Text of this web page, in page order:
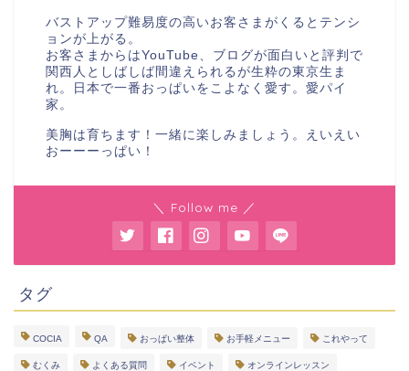
バストアップ難易度の高いお客さまがくるとテンシ
ョンが上がる。
お客さまからはYouTube、ブログが面白いと評判で
関西人としばしば間違えられるが生粋の東京生ま
れ。日本で一番おっぱいをこよなく愛す。愛パイ
家。
美胸は育ちます！一緒に楽しみましょう。えいえい
おーーーっぱい！
＼ Follow me ／
タグ
COCIA QA おっぱい整体 お手軽メニュー これやって
むくみ よくある質問 イベント オンラインレッスン